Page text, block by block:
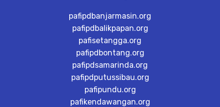
pafipdbanjarmasin.org
pafipdbalikpapan.org
pafisetangga.org
pafipdbontang.org
pafipdsamarinda.org
pafipdputussibau.org
pafipundu.org
pafikendawangan.org